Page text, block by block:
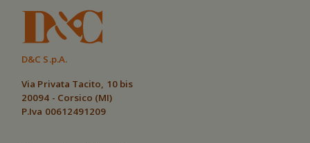
D&C S.p.A.
Via Privata Tacito, 10 bis
20094 - Corsico (MI)
P.Iva 00612491209